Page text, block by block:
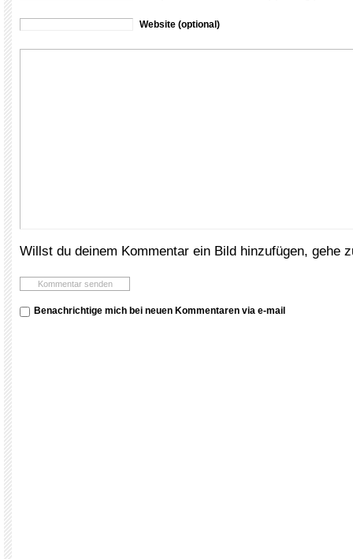
Website (optional)
Willst du deinem Kommentar ein Bild hinzufügen, gehe
Benachrichtige mich bei neuen Kommentaren via e-mail